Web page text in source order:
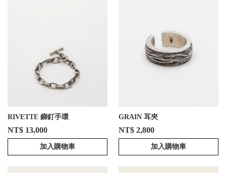
RIVETTE 鉚釘手環
NT$ 13,000
加入購物車
GRAIN 耳夾
NT$ 2,800
加入購物車